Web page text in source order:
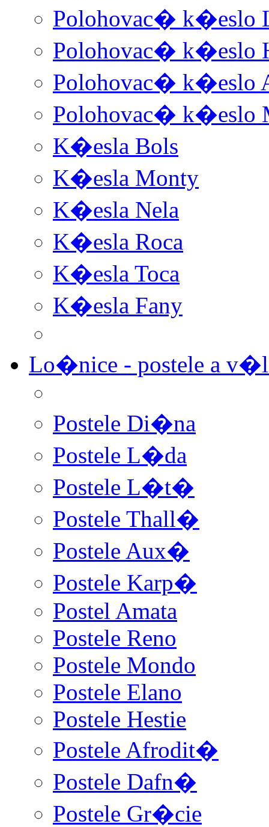
Polohovac� k�eslo
Polohovac� k�eslo
Polohovac� k�eslo
Polohovac� k�eslo
K�esla Bols
K�esla Monty
K�esla Nela
K�esla Roca
K�esla Toca
K�esla Fany
Lo�nice - postele a
Postele Di�na
Postele L�da
Postele L�t�
Postele Thall�
Postele Aux�
Postele Karp�
Postel Amata
Postele Reno
Postele Mondo
Postele Elano
Postele Hestie
Postele Afrodit�
Postele Dafn�
Postele Gr�cie